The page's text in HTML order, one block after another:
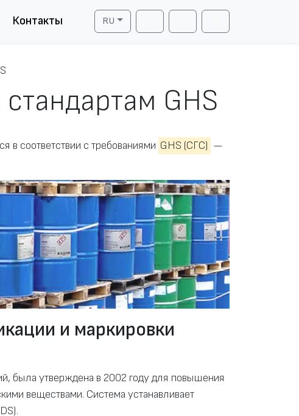
Контакты
RU
Search AccountCart
GHS
в соответствии с требованиями GHS (СГС) —
и маркировки
была утверждена в 2002 году для повышения
веществами. Система устанавливает